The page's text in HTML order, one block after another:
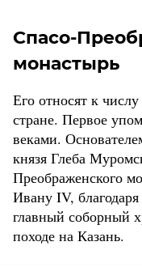
Спасо-
монастырь
Его относят к
стране. Первое
веками.
князя Глеба
Преображенского
Ивану IV,
главный соборный
походе на Казань.